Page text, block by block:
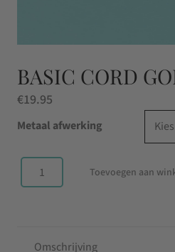
BASIC CORD
€19.95
Metaal afwerking
Basic
Rock
Toevoegen aan
Omschrijving